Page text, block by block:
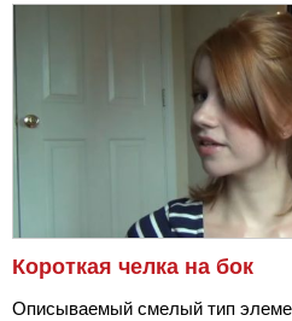
Короткая челка на бок
Описываемый смелый тип